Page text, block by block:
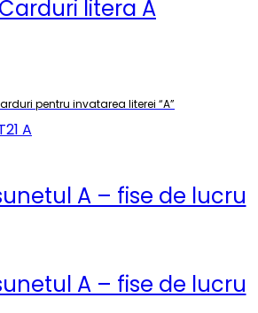
Carduri litera A
pentru invatarea literei “A”
A
A – fise de lucru
A – fise de lucru